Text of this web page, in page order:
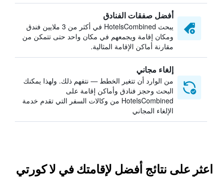
أفضل صفقات الفنادق
يبحث HotelsCombined في أكثر من 3 ملايين فندق
ومكان إقامة ويجمعهم في مكان واحد حتى تتمكن من
مقارنة أماكن الإقامة المثالية.
إلغاء مجاني
من الوارد أن تتغير الخطط — نتفهم ذلك. ولهذا يمكنك
البحث وحجز فنادق وأماكن إقامة على
HotelsCombined من وكالات السفر التي تقدم خدمة
الإلغاء المجاني
اعثر على نتائج أفضل لإقامتك في لا كورتي